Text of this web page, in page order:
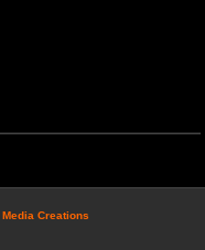
Media Creations